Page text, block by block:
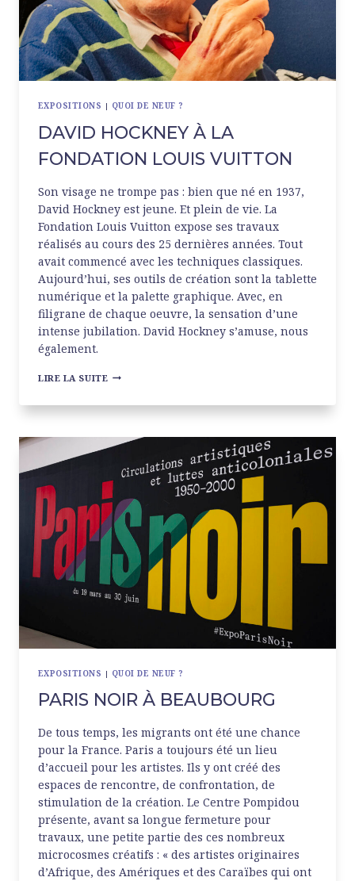
EXPOSITIONS | QUOI DE NEUF ?
DAVID HOCKNEY À LA
FONDATION LOUIS VUITTON
Son visage ne trompe pas : bien que né en 1937,
David Hockney est jeune. Et plein de vie. La
Fondation Louis Vuitton expose ses travaux
réalisés au cours des 25 dernières années. Tout
avait commencé avec les techniques classiques.
Aujourd’hui, ses outils de création sont la tablette
numérique et la palette graphique. Avec, en
filigrane de chaque oeuvre, la sensation d’une
intense jubilation. David Hockney s’amuse, nous
également.
LIRE LA SUITE DAVID
LOUIS
EXPOSITIONS | QUOI DE NEUF ?
PARIS NOIR À BEAUBOURG
De tous temps, les migrants ont été une chance
pour la France. Paris a toujours été un lieu
d’accueil pour les artistes. Ils y ont créé des
espaces de rencontre, de confrontation, de
stimulation de la création. Le Centre Pompidou
présente, avant sa longue fermeture pour
travaux, une petite partie des ces nombreux
microcosmes créatifs : « des artistes originaires
d’Afrique, des Amériques et des Caraïbes qui ont